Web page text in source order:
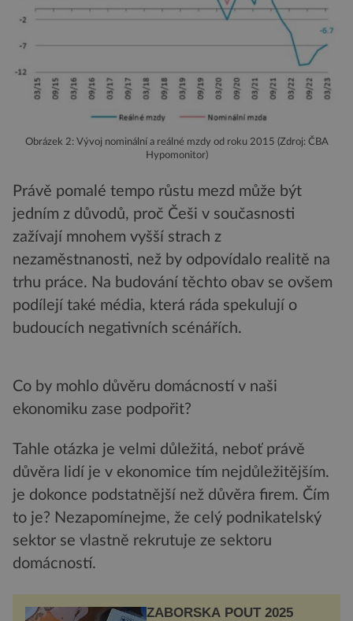
Obrázek 2: Vývoj nominální a reálné mzdy od roku 2015 (Zdroj: ČBA
Hypomonitor)
Právě pomalé tempo růstu mezd může být
jedním z důvodů, proč Češi v současnosti
zažívají mnohem vyšší strach z
nezaměstnanosti, než by odpovídalo realitě na
trhu práce. Na budování těchto obav se ovšem
podílejí také média, která ráda spekulují o
budoucích negativních scénářích.
Co by mohlo důvěru domácností v naši
ekonomiku zase podpořit?
Tahle otázka je velmi důležitá, neboť právě
důvěra lidí je v ekonomice tím nejdůležitějším.
je dokonce podstatnější než důvěra firem. Čím
to je? Nezapomínejme, že celý podnikatelský
sektor se vlastně rekrutuje ze sektoru
domácností.
ZÁBOŘSKÁ POUŤ 2025